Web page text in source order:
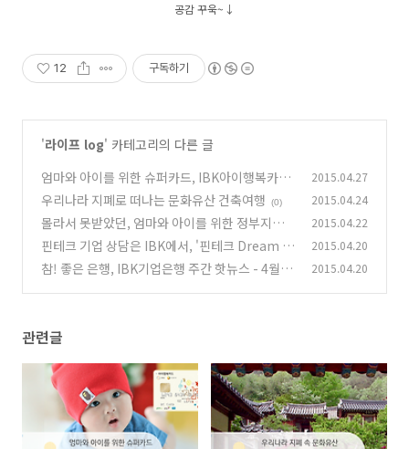
공감 꾸욱~↓
12 구독하기
'라이프 log' 카테고리의 다른 글
엄마와 아이를 위한 슈퍼카드, IBK아이행복카드
(0)
2015.04.27
우리나라 지폐로 떠나는 문화유산 건축여행 (0) 2015.04.24
몰라서 못받았던, 엄마와 아이를 위한 정부지원
금
(0)
2015.04.22
핀테크 기업 상담은 IBK에서, '핀테크 Dream 지
원센터' 출범
(0)
2015.04.20
참! 좋은 은행, IBK기업은행 주간 핫뉴스 - 4월 3
2015.04.20
관련글